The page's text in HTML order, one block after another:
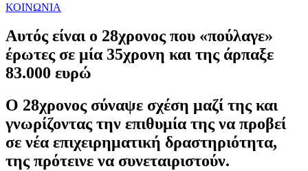
ΚΟΙΝΩΝΙΑ
Αυτός είναι ο 28χρονος που «πούλαγε»
έρωτες σε μία 35χρονη και της άρπαξε
83.000 ευρώ
Ο 28χρονος σύναψε σχέση μαζί της και
γνωρίζοντας την επιθυμία της να προβεί
σε νέα επιχειρηματική δραστηριότητα,
της πρότεινε να συνεταιριστούν.